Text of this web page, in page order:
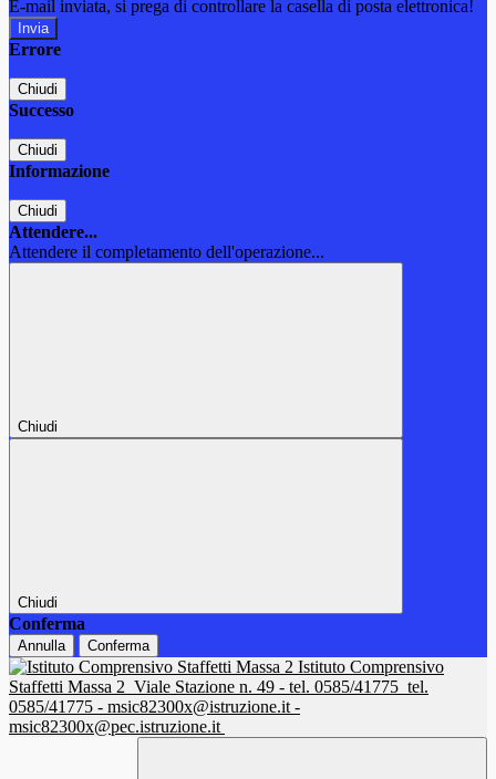
E-mail inviata, si prega di controllare la casella di posta elettronica!
Errore
Chiudi
Successo
Chiudi
Informazione
Chiudi
Attendere...
Attendere il completamento dell'operazione...
Chiudi
Chiudi
Conferma
Annulla Conferma
Istituto Comprensivo
Staffetti Massa 2 Viale Stazione n. 49 - tel. 0585/41775 tel.
0585/41775 - msic82300x@istruzione.it -
msic82300x@pec.istruzione.it